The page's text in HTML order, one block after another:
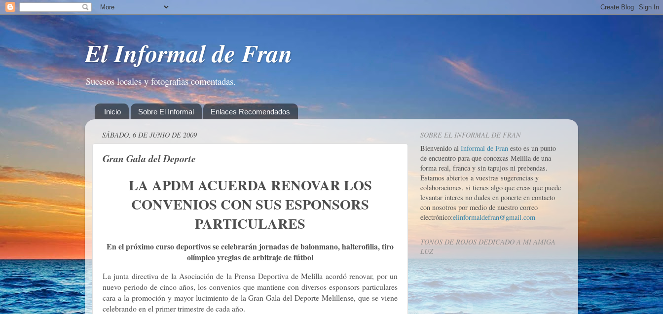
El Informal de Fran
Sucesos locales y fotografias comentadas.
Inicio Sobre El Informal Enlaces Recomendados
SÁBADO, 6 DE JUNIO DE 2009
Gran Gala del Deporte
LA APDM ACUERDA RENOVAR LOS
CONVENIOS CON SUS ESPONSORS
PARTICULARES
En el próximo curso deportivos se celebrarán jornadas de balonmano, halterofilia, tiro
olímpico yreglas de arbitraje de fútbol
La junta directiva de la Asociación de la Prensa Deportiva de Melilla acordó renovar, por un
nuevo periodo de cinco años, los convenios que mantiene con diversos esponsors particulares
cara a la promoción y mayor lucimiento de la Gran Gala del Deporte Melillense, que se viene
celebrando en el primer trimestre de cada año.
SOBRE EL INFORMAL DE FRAN
Bienvenido al Informal de Fran esto es un punto
de encuentro para que conozcas Melilla de una
forma real, franca y sin tapujos ni prebendas.
Estamos abiertos a vuestras sugerencias y
colaboraciones, si tienes algo que creas que puede
levantar interes no dudes en ponerte en contacto
con nosotros por medio de nuestro correo
electrónico:elinformaldefran@gmail.com
TONOS DE ROJOS DEDICADO A MI AMIGA
LUZ